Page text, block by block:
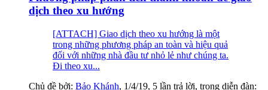
dịch theo xu hướng
[ATTACH] Giao dịch theo xu hướng là một
trong những phương pháp an toàn và hiệu quả
đối với những nhà đầu tư nhỏ lẻ như chúng ta.
Đi theo xu...
Chủ đề bởi: Bảo Khánh, 1/4/19, 5 lần trả lời, trong diễn đàn: